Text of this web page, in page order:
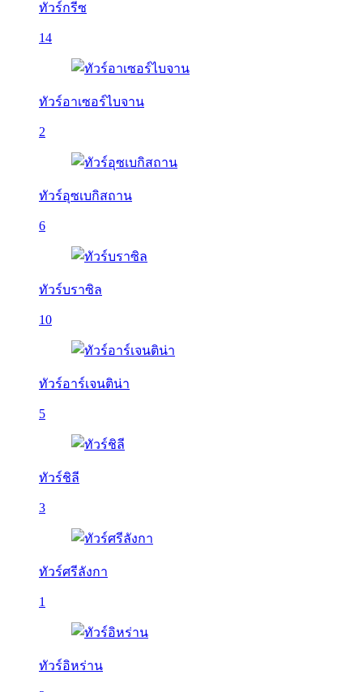
ทัวร์กรีซ
14
ทัวร์อาเซอร์ไบจาน
2
ทัวร์อุซเบกิสถาน
6
ทัวร์บราซิล
10
ทัวร์อาร์เจนติน่า
5
ทัวร์ชิลี
3
ทัวร์ศรีลังกา
1
ทัวร์อิหร่าน